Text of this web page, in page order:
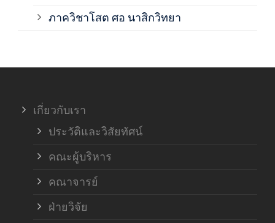
ภาควิชาโสต ศอ นาสิกวิทยา
เกี่ยวกับเรา
ประวัติและวิสัยทัศน์
คณะผู้บริหาร
คณาจารย์
ฝ่ายวิจัย